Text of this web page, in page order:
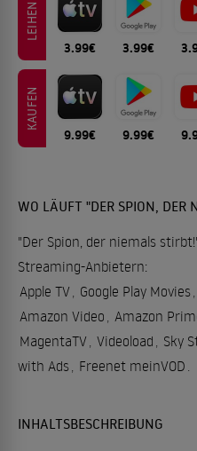
LEIHEN
3.99€ 3.99€
KAUFEN
9.99€ 9.99€
WO LÄUFT "DER SPION, DER
"Der Spion, der niemals
Streaming-Anbietern:
Apple TV Google Play Movies
Amazon Video
Amazon
MagentaTV Videoload Sky
with Ads Freenet meinVOD
INHALTSBESCHREIBUNG